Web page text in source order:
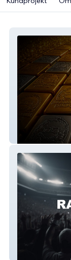
International
RaiderVerified